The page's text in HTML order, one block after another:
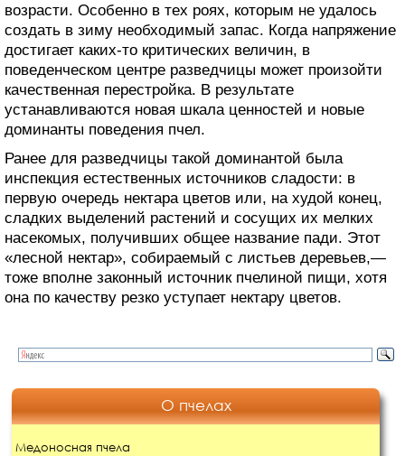
возрасти. Особенно в тех роях, которым не удалось
создать в зиму необходимый запас. Когда напряжение
достигает каких-то критических величин, в
поведенческом центре разведчицы может произойти
качественная перестройка. В результате
устанавливаются новая шкала ценностей и новые
доминанты поведения пчел.
Ранее для разведчицы такой доминантой была
инспекция естественных источников сладости: в
первую очередь нектара цветов или, на худой конец,
сладких выделений растений и сосущих их мелких
насекомых, получивших общее название пади. Этот
«лесной нектар», собираемый с листьев деревьев,—
тоже вполне законный источник пчелиной пищи, хотя
она по качеству резко уступает нектару цветов.
О пчелах
Медоносная пчела